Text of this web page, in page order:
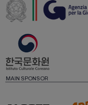
MAIN SPONSOR